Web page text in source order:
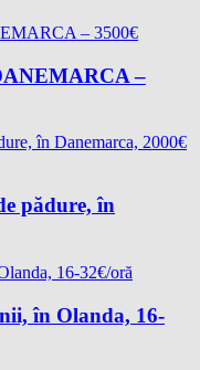
–
pădure, în
în Olanda, 16-